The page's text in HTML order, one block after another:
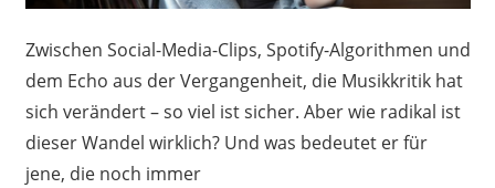
Zwischen Social-Media-Clips, Spotify-Algorithmen und
dem Echo aus der Vergangenheit, die Musikkritik hat
sich verändert – so viel ist sicher. Aber wie radikal ist
dieser Wandel wirklich? Und was bedeutet er für
jene, die noch immer